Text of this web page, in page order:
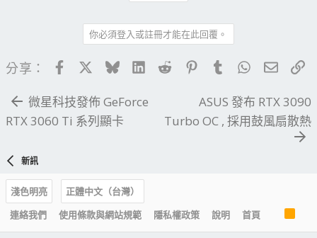
你必須登入或註冊才能在此回覆。
分享： FacebookBlueskyLinkedIn
Reddit PinterestTumblrWhatsApp
電子
微星科技發佈 GeForce
RTX 3060 Ti 系列顯卡
ASUS 發布 RTX 3090
Turbo OC , 採用鼓風扇散熱
新訊
淺色明亮
正體中文（台灣）
連絡我們
使用條款與網站規範 隱私權政策 說明 首頁
R
S
S